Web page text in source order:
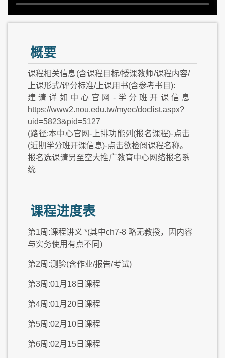
概要
课程相关信息(含课程目标/授课教师/课程内容/
上课形式/评分标准/上课用书(含参考书目):
建请详如中心官网-学分班开课信息
https://www2.nou.edu.tw/myec/doclist.aspx?
uid=5823&pid=5127
(路径:本中心官网-上排功能列(报名课程)-点击
(近期学分班开课信息)-点击欲检阅课程名称。
报名选课请另至空大推广教育中心网络报名系
统
课程进度表
第1周:课程讲义 *(其中ch7-8 略无教授，因内容
与实务使用有点不同)
第2周:测验(含作业/报告/考试)
第3周:01月18日课程
第4周:01月20日课程
第5周:02月10日课程
第6周:02月15日课程